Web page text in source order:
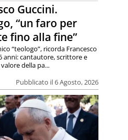
Guccini.
“un faro per
fino alla fine”
Pubblicato il 6 Agosto, 2026
“teologo”, ricorda Francesco
anni: cantautore, scrittore e
della pa...